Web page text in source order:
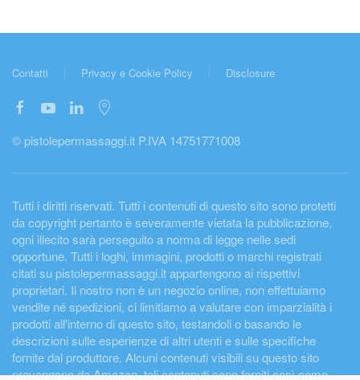
Contatti Privacy e Cookie Policy Disclosure
© pistolepermassaggi.it P.IVA 14751771008
Tutti i diritti riservati. Tutti i contenuti di questo sito sono protetti
da copyright pertanto è severamente vietata la pubblicazione,
ogni illecito sarà perseguito a norma di legge nelle sedi
opportune. Tutti i loghi, immagini, prodotti o marchi registrati
citati su pistolepermassaggi.it appartengono ai rispettivi
proprietari. Il nostro non è un negozio online, non effettuiamo
vendite né spedizioni, ci limitiamo a valutare con imparzialità i
prodotti all'interno di questo sito, testandoli o basando le
descrizioni sulle esperienze di altri utenti e sulle specifiche
fornite dal produttore. Alcuni contenuti visibili su questo sito
provengono da Amazon, tali contenuti sono forniti così come